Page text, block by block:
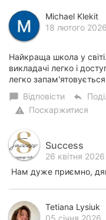
Michael Klekit
18 лютого 2026
Найкраща школа у
викладачі легко і
легко
chat_bubble Відповісти reply
warning Поскаржитися
Success
26 квітня 2026
Нам дуже приємно,
Tetiana Lysiuk
05 січня 2026